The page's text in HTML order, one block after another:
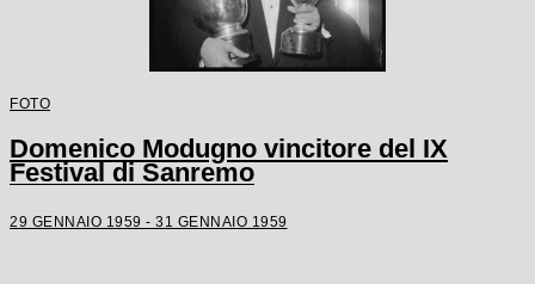
FOTO
Domenico Modugno vincitore del IX
Festival di Sanremo
29 GENNAIO 1959 - 31 GENNAIO 1959